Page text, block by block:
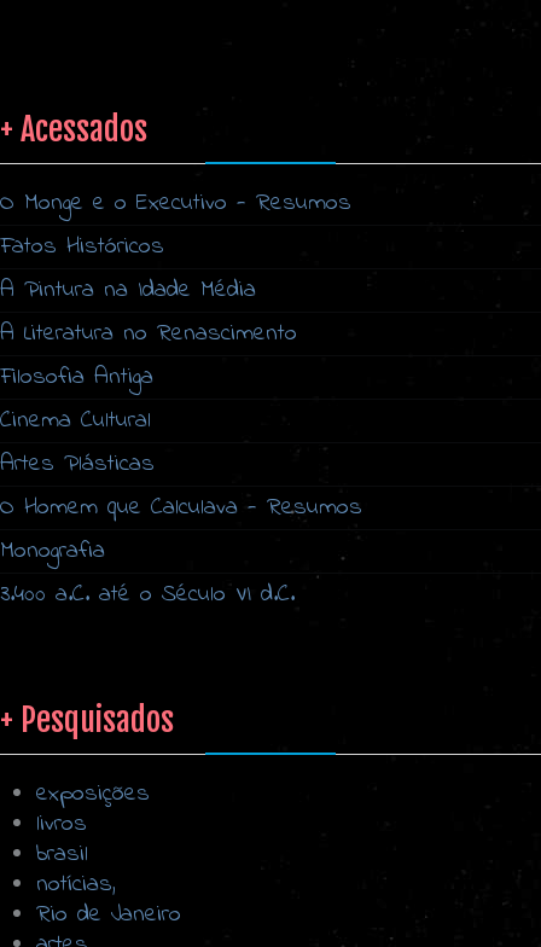
+ Acessados
O Monge e o Executivo - Resumos
Fatos Históricos
A Pintura na Idade Média
A Literatura no Renascimento
Filosofia Antiga
Cinema Cultural
Artes Plásticas
O Homem que Calculava - Resumos
Monografia
3.400 a.C. até o Século VI d.C.
+ Pesquisados
exposições
livros
brasil
notícias,
Rio de Janeiro